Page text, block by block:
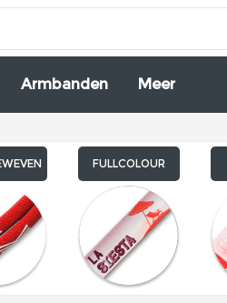
Armbanden Meer
FULLCOLOUR